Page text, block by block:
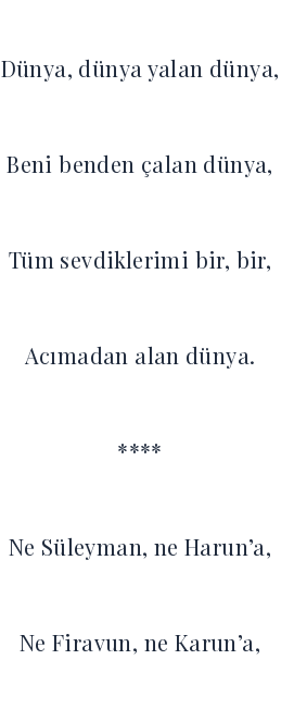
Dünya, dünya yalan dünya,
Beni benden çalan dünya,
Tüm sevdiklerimi bir, bir,
Acımadan alan dünya.
****
Ne Süleyman, ne Harun’a,
Ne Firavun, ne Karun’a,